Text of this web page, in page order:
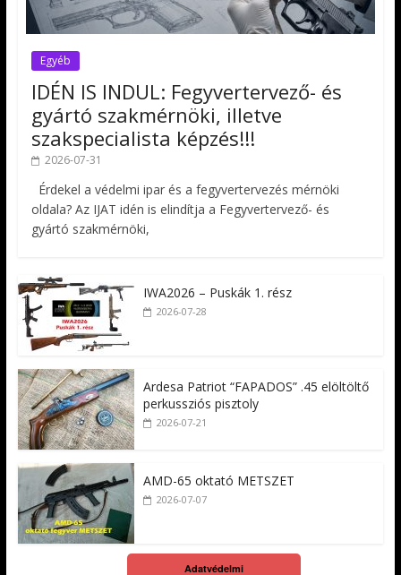
Egyéb
IDÉN IS INDUL: Fegyvertervező- és
gyártó szakmérnöki, illetve
szakspecialista képzés!!!
2026-07-31
Érdekel a védelmi ipar és a fegyvertervezés mérnöki
oldala? Az IJAT idén is elindítja a Fegyvertervező- és
gyártó szakmérnöki,
IWA2026 – Puskák 1. rész
2026-07-28
Ardesa Patriot “FAPADOS” .45 elöltöltő
perkussziós pisztoly
2026-07-21
AMD-65 oktató METSZET
2026-07-07
Adatvédelmi